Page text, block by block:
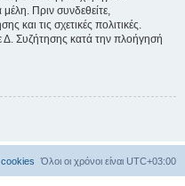
Πριν συνδεθείτε,
και τις σχετικές πολιτικές.
Δ. Συζήτησης κατά την πλοήγησή
Όλοι οι χρόνοι είναι UTC+03:00